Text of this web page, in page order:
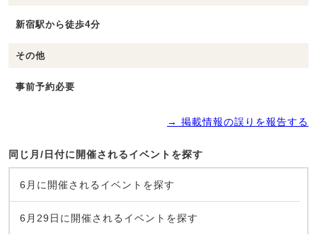
新宿駅から徒歩4分
その他
事前予約必要
→ 掲載情報の誤りを報告する
同じ月/日付に開催されるイベントを探す
6月に開催されるイベントを探す
6月29日に開催されるイベントを探す